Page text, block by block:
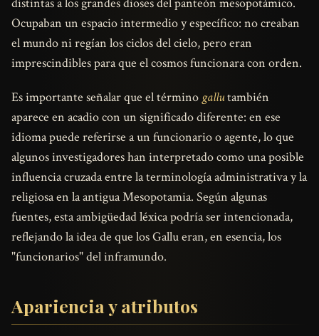
Ocupaban un espacio intermedio y específico: no creaban
el mundo ni regían los ciclos del cielo, pero eran
imprescindibles para que el cosmos funcionara con orden.
Es importante señalar que el término gallutambién
aparece en acadio con un significado diferente: en ese
idioma puede referirse a un funcionario o agente, lo que
algunos investigadores han interpretado como una posible
influencia cruzada entre la terminología administrativa y la
religiosa en la antigua Mesopotamia. Según algunas
fuentes, esta ambigüedad léxica podría ser intencionada,
reflejando la idea de que los Gallu eran, en esencia, los
"funcionarios" del inframundo.
Apariencia y atributos